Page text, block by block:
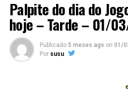
Palpite do dia do
hoje – Tarde – 01/
Publicado 5 meses ago on 01/
Por susu